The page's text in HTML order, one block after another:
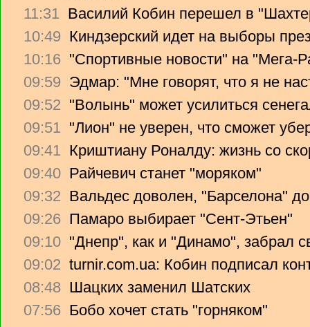
11:31 Василий Кобин перешел в
10:49 Киндзерский идет на выборы
10:16 "Спортивные новости" на "Мега-
09:59 Эдмар: "Мне говорят, что я не
09:52 "Волынь" может усилиться
09:51 "Лион" не уверен, что сможет
09:41 Криштиану Роналду: жизнь со
09:40 Райчевич станет "моряком"
09:32 Вальдес доволен, "Барселона"
09:26 Памаро выбирает "Сент-Этьен"
09:10 "Днепр", как и "Динамо", забрал
09:02 turnir.com.ua: Кобин подписал
08:48 Шацких заменил Шатских
07:56 Бобо хочет стать "горняком"